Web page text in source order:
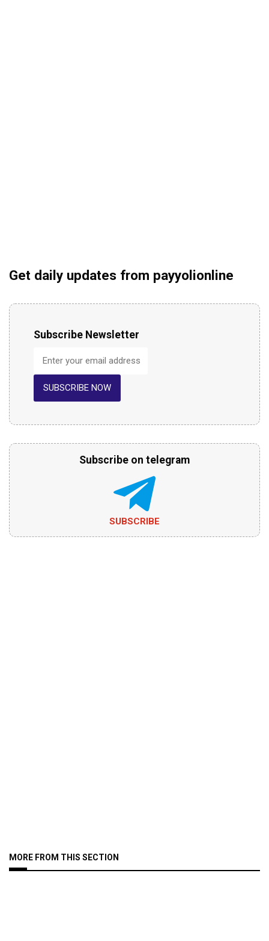
Get daily updates from payyolionline
Subscribe Newsletter
SUBSCRIBE NOW
Subscribe on telegram
SUBSCRIBE
MORE FROM THIS SECTION